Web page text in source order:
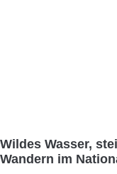
Wildes Wasser,
Wandern im